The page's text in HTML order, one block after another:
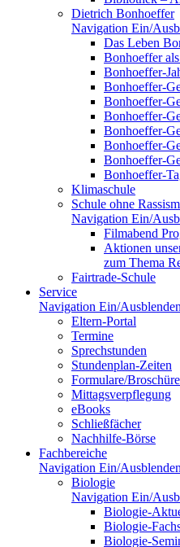
Dietrich Bonhoeffer
Navigation Ein/
Das Leben
Bonhoeffer
Bonhoeffer-
Bonhoeffer-
Bonhoeffer-
Bonhoeffer-
Bonhoeffer-
Bonhoeffer-
Bonhoeffer-
Bonhoeffer-
Klimaschule
Schule ohne
Navigation Ein/
Filmabend
Aktionen
zum Thema
Fairtrade-Schule
Service
Navigation Ein/Ausblenden
Eltern-Portal
Termine
Sprechstunden
Stundenplan-Zeiten
Formulare/
Mittagsverpflegung
eBooks
Schließfächer
Nachhilfe-Börse
Fachbereiche
Navigation Ein/Ausblenden
Biologie
Navigation Ein/
Biologie-
Biologie-
Biologie-